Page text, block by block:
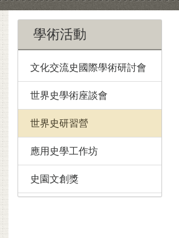
學術活動
文化交流史國際學術研討會
世界史學術座談會
世界史研習營
應用史學工作坊
史園文創獎